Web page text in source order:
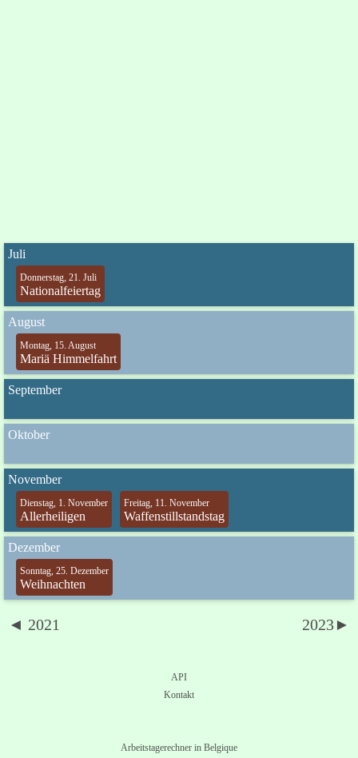
Juli
Donnerstag, 21. Juli
Nationalfeiertag
August
Montag, 15. August
Mariä Himmelfahrt
September
Oktober
November
Dienstag, 1. November
Allerheiligen
Freitag, 11. November
Waffenstillstandstag
Dezember
Sonntag, 25. Dezember
Weihnachten
◄ 2021 2023►
API
Kontakt
Arbeitstagerechner in Belgique